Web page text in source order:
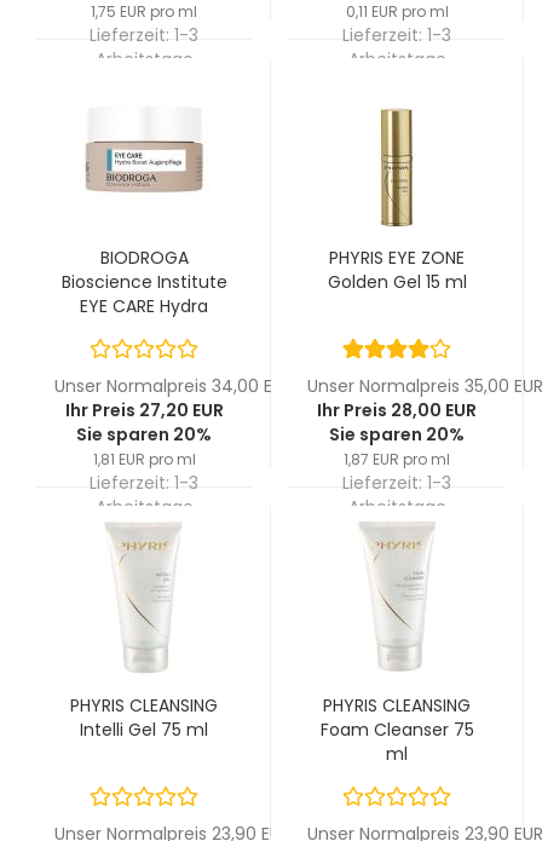
1,75 EUR pro ml
Lieferzeit: 1-3
Arbeitstage
0,11 EUR pro ml
Lieferzeit: 1-3
Arbeitstage
BIODROGA
Bioscience Institute
EYE CARE Hydra
15 ml
Unser Normalpreis 34,00 EUR
Ihr Preis 27,20 EUR
Sie sparen 20%
1,81 EUR pro ml
Lieferzeit: 1-3
Arbeitstage
PHYRIS EYE ZONE
Golden Gel 15 ml
Unser Normalpreis 35,00 EUR
Ihr Preis 28,00 EUR
Sie sparen 20%
1,87 EUR pro ml
Lieferzeit: 1-3
Arbeitstage
PHYRIS CLEANSING
Intelli Gel 75 ml
Unser Normalpreis 23,90 EUR
PHYRIS CLEANSING
Foam Cleanser 75
ml
Unser Normalpreis 23,90 EUR